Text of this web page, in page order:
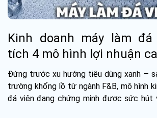
Kinh doanh máy làm đá
tích 4 mô hình lợi nhuận
Đứng trước xu hướng tiêu dùng xanh –
trường khổng lồ từ ngành F&B, mô hình
đá viên đang chứng minh được sức hút